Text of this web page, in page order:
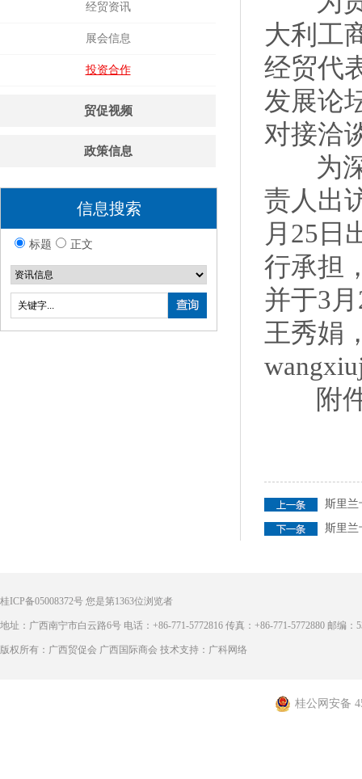
经贸资讯
展会信息
投资合作
贸促视频
政策信息
信息搜索
标题 正文
大利工
经贸代
发展论
对接洽
为深
责人出
月25日
行承担
并于3
王秀娟
附件
斯里兰
斯里兰
桂ICP备05008372号 您是第1363位浏览者
地址：广西南宁市白云路6号 电话：+86-771-5772816 传真：+86-771-5772880 邮编：
版权所有：广西贸促会 广西国际商会 技术支持：广科网络
桂公网安备